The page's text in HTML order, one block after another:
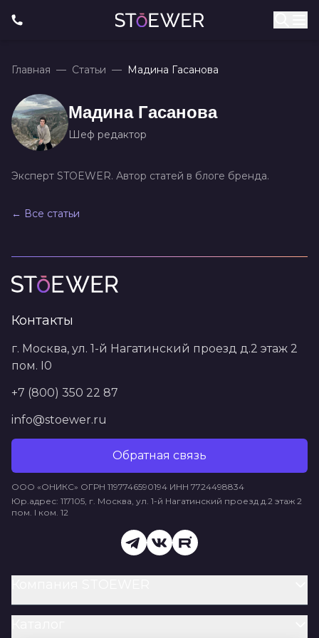
Главная — Статьи — Мадина Гасанова
Мадина Гасанова
Шеф редактор
Эксперт STOEWER. Автор статей в блоге бренда.
← Все статьи
Контакты
г. Москва, ул. 1-й Нагатинский проезд д.2 этаж 2
пом. I0
+7 (800) 350 22 87
info@stoewer.ru
Обратная связь
ООО «ОНИКС» ОГРН 1197746590194 ИНН 7724498834
Юр.адрес: 117105, г. Москва, ул. 1-й Нагатинский проезд д.2 этаж 2
пом. I ком. 12